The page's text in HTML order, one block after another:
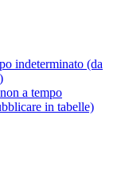
indeterminato (da
a tempo
in tabelle)